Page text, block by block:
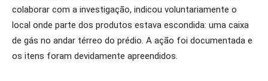
colaborar com a investigação, indicou voluntariamente o
local onde parte dos produtos estava escondida: uma caixa
de gás no andar térreo do prédio. A ação foi documentada e
os itens foram devidamente apreendidos.